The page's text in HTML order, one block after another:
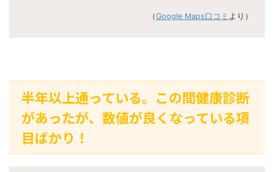
（Google Maps口コミ より）
半年以上通っている。この間健康診断
があったが、数値が良くなっている項
目ばかり！